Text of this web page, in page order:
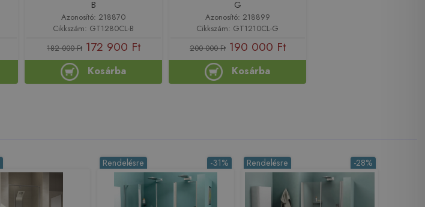
B
Azonosító: 218870
Cikkszám: GT1280CL-B
182 000 Ft 172 900 Ft
Kosárba
G
Azonosító: 218899
Cikkszám: GT1210CL-G
200 000 Ft 190 000 Ft
Kosárba
-31%
Rendelésre -28%
Rendelésre